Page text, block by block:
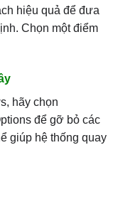
hiệu quả để đưa
Chọn một điểm
hãy chọn
để gỡ bỏ các
giúp hệ thống quay